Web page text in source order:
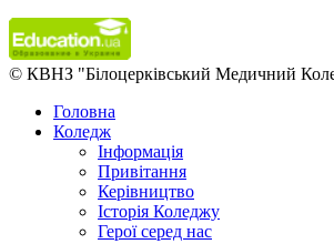
© КВНЗ "Білоцерківський Медичний
Головна
Коледж
Інформація
Привітання
Керівництво
Історія Коледжу
Герої серед нас